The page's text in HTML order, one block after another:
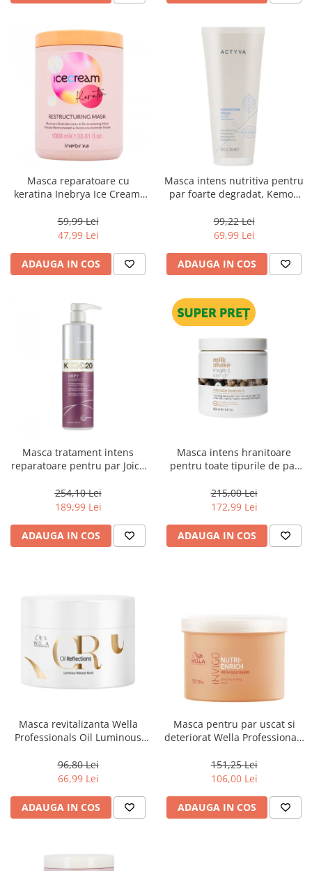
Masca reparatoare cu
keratina Inebrya Ice Cream,
59,99 Lei
47,99 Lei
ADAUGA IN COS
Masca intens nutritiva pentru
par foarte degradat, Kemon
ml
99,22 Lei
69,99 Lei
ADAUGA IN COS
Masca tratament intens
reparatoare pentru par Joico
Mask, 500 ml
254,10 Lei
189,99 Lei
ADAUGA IN COS
Masca intens hranitoare
pentru toate tipurile de par
Strength Intensive Treatment,
500 ml
215,00 Lei
172,99 Lei
ADAUGA IN COS
Masca revitalizanta Wella
Professionals Oil Luminous
96,80 Lei
66,99 Lei
ADAUGA IN COS
Masca pentru par uscat si
deteriorat Wella Professionals
151,25 Lei
106,00 Lei
ADAUGA IN COS